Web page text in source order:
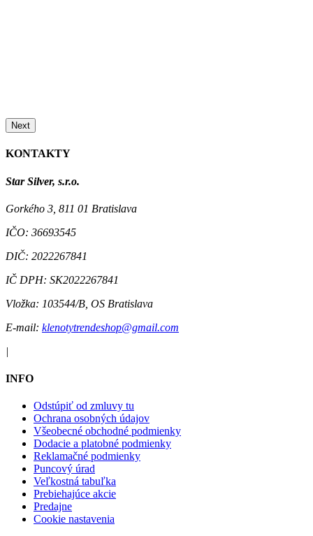
Next
KONTAKTY
Star Silver, s.r.o.
Gorkého 3, 811 01 Bratislava
IČO: 36693545
DIČ: 2022267841
IČ DPH: SK2022267841
Vložka: 103544/B, OS Bratislava
E-mail: klenotytrendeshop@gmail.com
|
INFO
Odstúpiť od zmluvy tu
Ochrana osobných údajov
Všeobecné obchodné podmienky
Dodacie a platobné podmienky
Reklamačné podmienky
Puncový úrad
Veľkostná tabuľka
Prebiehajúce akcie
Predajne
Cookie nastavenia